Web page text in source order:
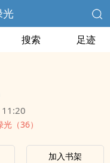
光
搜索 足迹
（36）
加入书架